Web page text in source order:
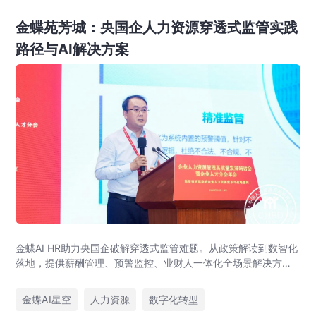
金蝶苑芳城：央国企人力资源穿透式监管实践
路径与AI解决方案
金蝶AI HR助力央国企破解穿透式监管难题。从政策解读到数智化
落地，提供薪酬管理、预警监控、业财人一体化全场景解决方
金蝶AI星空
人力资源 数字化转型